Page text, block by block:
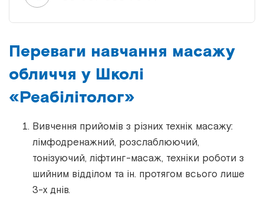
Переваги навчання масажу
обличчя у Школі
«Реабілітолог»
Вивчення прийомів з різних технік масажу:
лімфодренажний, розслаблюючий,
тонізуючий, ліфтинг-масаж, техніки роботи з
шийним відділом та ін. протягом всього лише
3-х днів.